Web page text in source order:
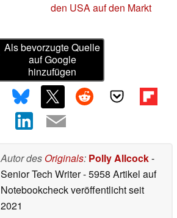
den USA auf den Markt
Als bevorzugte Quelle
auf Google
hinzufügen
Autor des Originals: Polly Allcock-
Senior Tech Writer- 5958 Artikel auf
Notebookcheck veröffentlichtseit
2021